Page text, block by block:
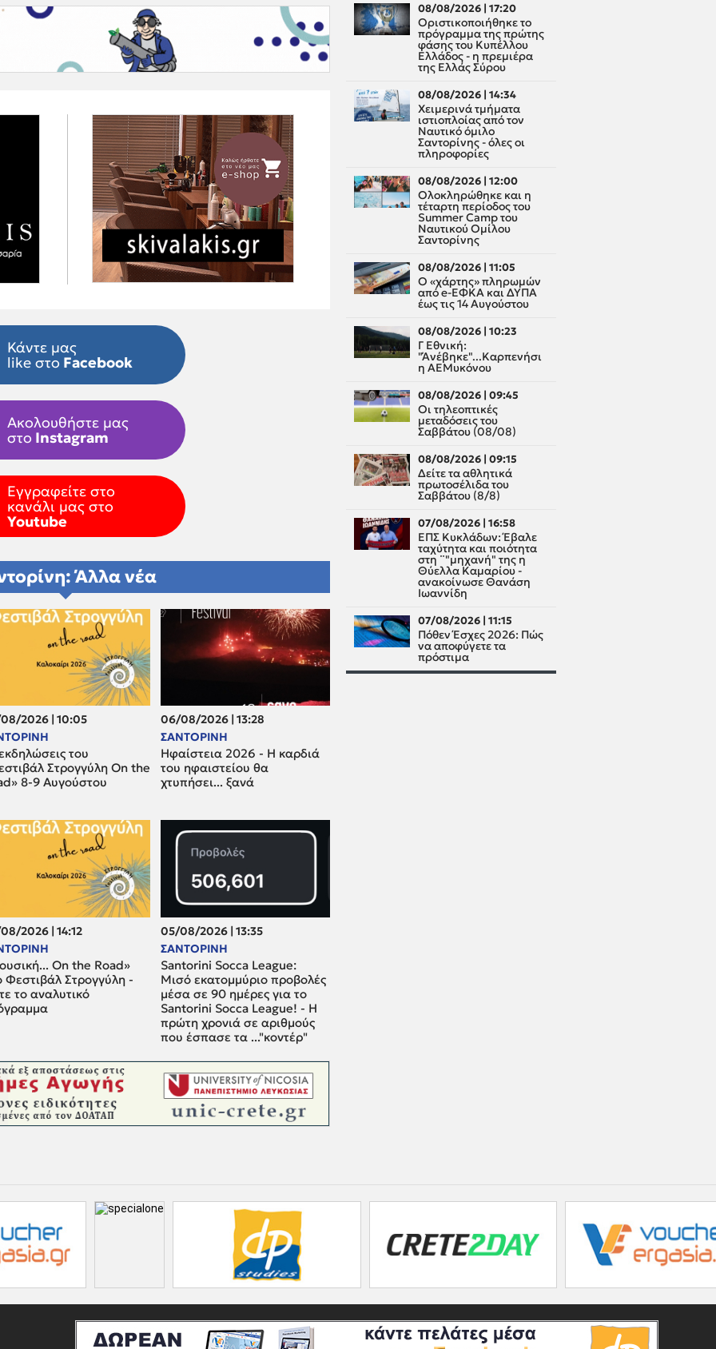
Κάντε μας
like στο Facebook
Ακολουθήστε μας
στο Instagram
Εγγραφείτε στο
κανάλι μας στο
Youtube
Άλλα νέα
2026 | 10:05
του
Στρογγύλη On the
8-9 Αυγούστου
06/08/2026 | 13:28
ΣΑΝΤΟΡΙΝΗ
Ηφαίστεια 2026 - Η καρδιά
του ηφαιστείου θα
χτυπήσει... ξανά
2026 | 14:12
On the Road»
Φεστιβάλ Στρογγύλη -
το αναλυτικό
05/08/2026 | 13:35
ΣΑΝΤΟΡΙΝΗ
Santorini Socca League:
Μισό εκατομμύριο προβολές
μέσα σε 90 ημέρες για το
Santorini Socca League! - Η
πρώτη χρονιά σε αριθμούς
που έσπασε τα ..."κοντέρ"
08/08/2026 | 17:20
Οριστικοποιήθηκε το
πρόγραμμα της πρώτης
φάσης του Κυπέλλου
Ελλάδος - η πρεμιέρα
της Ελλάς Σύρου
08/08/2026 | 14:34
Χειμερινά τμήματα
ιστιοπλοίας από τον
Ναυτικό όμιλο
Σαντορίνης - όλες οι
πληροφορίες
08/08/2026 | 12:00
Oλοκληρώθηκε και η
τέταρτη περίοδος του
Summer Camp του
Ναυτικού Ομίλου
Σαντορίνης
08/08/2026 | 11:05
Ο «χάρτης» πληρωμών
από e-ΕΦΚΑ και ΔΥΠΑ
έως τις 14 Αυγούστου
08/08/2026 | 10:23
Γ Εθνική:
"Άνέβηκε"...Καρπενήσι
η ΑΕΜυκόνου
08/08/2026 | 09:45
Οι τηλεοπτικές
μεταδόσεις του
Σαββάτου (08/08)
08/08/2026 | 09:15
Δείτε τα αθλητικά
πρωτοσέλιδα του
Σαββάτου (8/8)
07/08/2026 | 16:58
ΕΠΣ Κυκλάδων: Έβαλε
ταχύτητα και ποιότητα
στη ¨"μηχανή" της η
Θύελλα Καμαρίου -
ανακοίνωσε Θανάση
Ιωαννίδη
07/08/2026 | 11:15
Πόθεν Έσχες 2026: Πώς
να αποφύγετε τα
πρόστιμα